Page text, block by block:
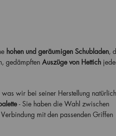
hohen und geräumigen Schubladen,
gedämpften Auszüge von Hettich
wir bei seiner Herstellung
- Sie haben die Wahl zwischen
mit den passenden Griffen